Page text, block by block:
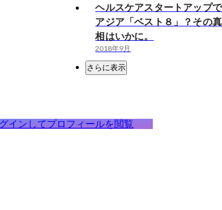
ヘルスケアスタートアップで
アジア「ベスト８」？その真
相はいかに。
2018年9月
さらに表示
インしてプロフィールを閲覧